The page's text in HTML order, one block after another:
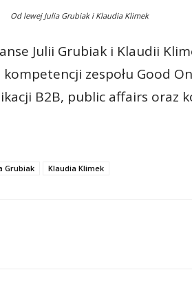
Od lewej Julia Grubiak i Klaudia Klimek
Julii Grubiak i Klaudii
zespołu Good
B2B, public affairs oraz
Grubiak Klaudia Klimek